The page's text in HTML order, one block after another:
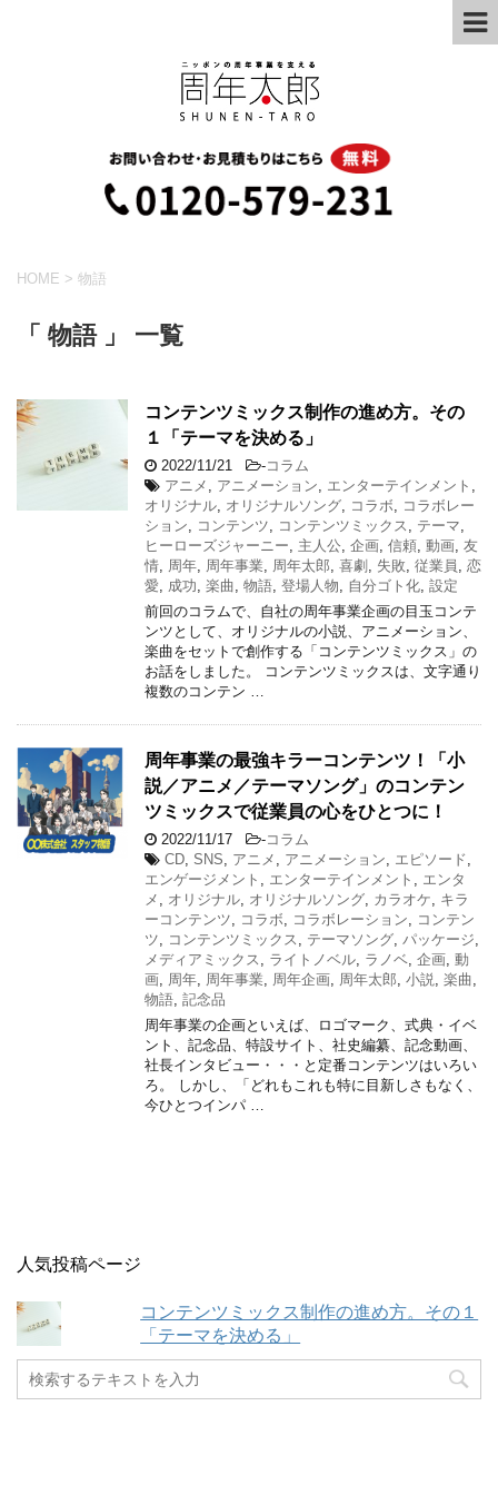
HOME > 物語
「 物語 」 一覧
コンテンツミックス制作の進め方。その
１「テーマを決める」
2022/11/21 -コラム
アニメ , アニメーション, エンターテインメント ,
オリジナル, オリジナルソング, コラボ, コラボレー
ション, コンテンツ, コンテンツミックス , テーマ,
ヒーローズジャーニー, 主人公, 企画, 信頼, 動画, 友
情, 周年, 周年事業, 周年太郎, 喜劇 , 失敗, 従業員 , 恋
愛, 成功, 楽曲, 物語, 登場人物, 自分ゴト化, 設定
前回のコラムで、自社の周年事業企画の目玉コンテ
ンツとして、オリジナルの小説、アニメーション、
楽曲をセットで創作する「コンテンツミックス」の
お話をしました。 コンテンツミックスは、文字通り
複数のコンテン …
周年事業の最強キラーコンテンツ！「小
説／アニメ／テーマソング」のコンテン
ツミックスで従業員の心をひとつに！
2022/11/17 -コラム
CD, SNS, アニメ , アニメーション, エピソード,
エンゲージメント , エンターテインメント , エンタ
メ , オリジナル, オリジナルソング, カラオケ, キラ
ーコンテンツ, コラボ, コラボレーション, コンテン
ツ, コンテンツミックス , テーマソング, パッケージ,
メディアミックス , ライトノベル, ラノベ, 企画, 動
画, 周年, 周年事業, 周年企画, 周年太郎, 小説, 楽曲,
物語, 記念品
周年事業の企画といえば、ロゴマーク、式典・イベ
ント、記念品、特設サイト、社史編纂、記念動画、
社長インタビュー・・・と定番コンテンツはいろい
ろ。 しかし、「どれもこれも特に目新しさもなく、
今ひとつインパ …
人気投稿ページ
コンテンツミックス制作の進め方。その１
「テーマを決める」